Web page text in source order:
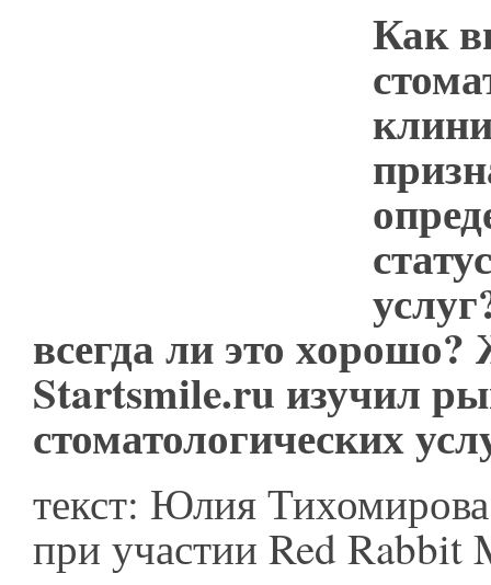
Как
всегда ли это
Startsmile.ru изучил
стоматологических
текст: Юлия
при участии Red Rabbit